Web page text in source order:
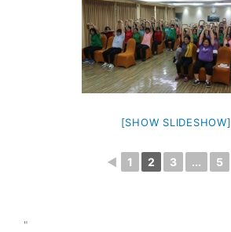
[SHOW SLIDESHOW]
◄ 1 2 3 ... 5
"